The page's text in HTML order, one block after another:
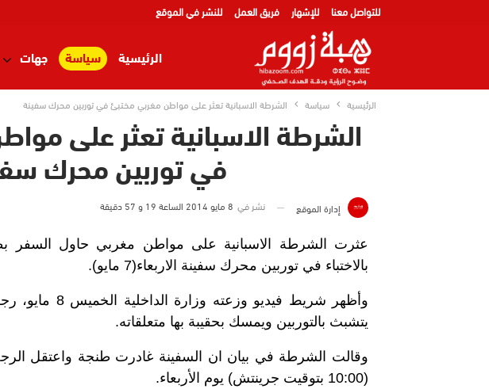
للتواصل معنا للإشهار فريق العمل للنشر في الموقع
الرئيسية سياسة جهات
الرئيسية سياسة الشرطة الاسبانية تعثر على مواطن مغربي مختبئ في توربين محرك سفينة
الشرطة الاسبانية تعثر على
في توربين محرك
إدارة الموقع نشر في 8 مايو 2014 الساعة 19 و 57 دقيقة
عثرت الشرطة الاسبانية على مواطن مغربي حاول السفر
بالاختباء في توربين محرك سفينة الاربعاء(7 مايو).
يتشبث بالتوربين ويمسك بحقيبة بها متعلقاته.
(10:00 بتوقيت جرينتش) يوم الأربعاء.